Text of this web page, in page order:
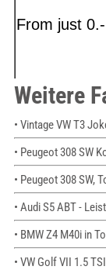
Weitere
• Vintage VW T3
• Peugeot 308 SW
• Peugeot 308 SW,
• Audi S5 ABT -
• BMW Z4 M40i in
• VW Golf VII 1.5